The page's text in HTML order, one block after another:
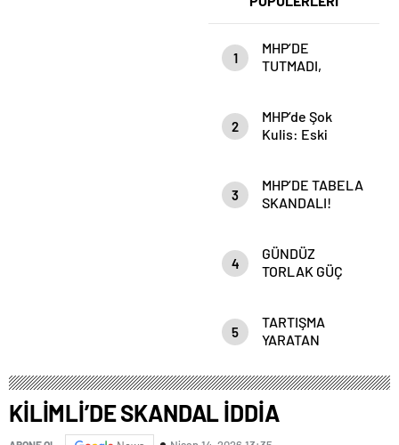
1
MHP’DE
TUTMADI,
2
MHP’de Şok
Kulis: Eski
Korkmaz Yol
Vermiyor
3
MHP’DE TABELA
SKANDALI!
4
GÜNDÜZ
TORLAK GÜÇ
5
TARTIŞMA
YARATAN
ADAMLIĞI MI,
HESAPLAŞMA
MI?”
KİLİMLİ’DE SKANDAL İDDİA